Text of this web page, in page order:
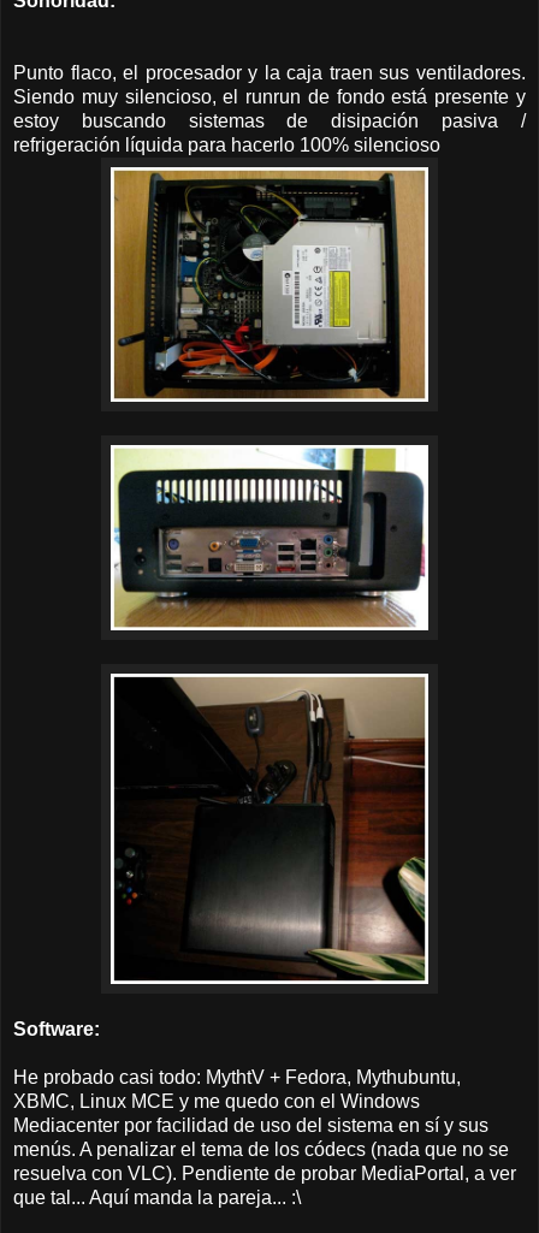
Punto flaco, el procesador y la caja traen sus ventiladores.
Siendo muy silencioso, el runrun de fondo está presente y
estoy buscando sistemas de disipación pasiva /
refrigeración líquida para hacerlo 100% silencioso
Software:
He probado casi todo: MythtV + Fedora, Mythubuntu,
XBMC, Linux MCE y me quedo con el Windows
Mediacenter por facilidad de uso del sistema en sí y sus
menús. A penalizar el tema de los códecs (nada que no se
resuelva con VLC). Pendiente de probar MediaPortal, a ver
que tal... Aquí manda la pareja... :\